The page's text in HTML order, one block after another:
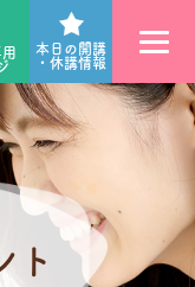
本日の開講
・休講情報
ト